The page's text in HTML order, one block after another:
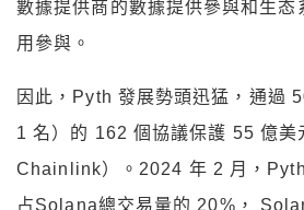
數據提供商的數據提供參與和生态
用參與。
因此，Pyth 發展勢頭迅猛，通過
1 名）的 162 個協議保護 55 億美
Chainlink）。2024 年 2 月，
占Solana總交易量的 20%，